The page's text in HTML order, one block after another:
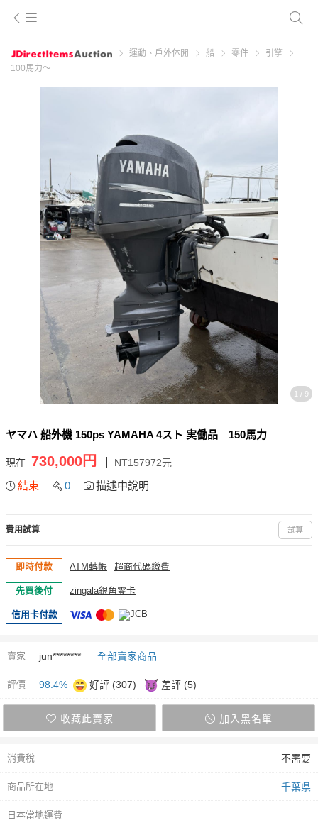
運動、戶外休閒 船 零件
引擎
100馬力～
1 / 9
ヤマハ 船外機 150ps YAMAHA 4スト 実働品 150馬力
現在 730,000円 NT157972元
結束 0 描述中說明
費用試算 試算
即時付款 ATM轉帳 超商代碼繳費
先買後付 zingala銀角零卡
信用卡付款
賣家 jun******** 全部賣家商品
評價 98.4% 好評 (307) 差評 (5)
收藏此賣家 加入黑名單
消費稅 不需要
商品所在地 千葉県
日本當地運費